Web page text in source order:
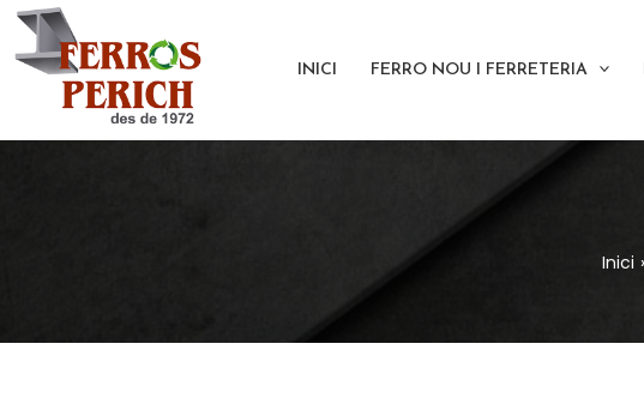
Vés
contingut
INICI FERRO NOU I FERRETERIA
Inici